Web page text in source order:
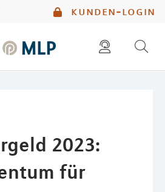
kunden-login
2023:
für